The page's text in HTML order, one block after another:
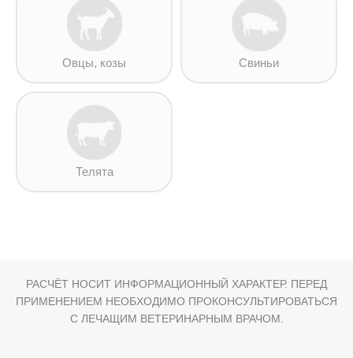
Овцы, козы Свиньи
Телята
РАСЧЁТ НОСИТ ИНФОРМАЦИОННЫЙ ХАРАКТЕР. ПЕРЕД
ПРИМЕНЕНИЕМ НЕОБХОДИМО ПРОКОНСУЛЬТИРОВАТЬСЯ
С ЛЕЧАЩИМ ВЕТЕРИНАРНЫМ ВРАЧОМ.